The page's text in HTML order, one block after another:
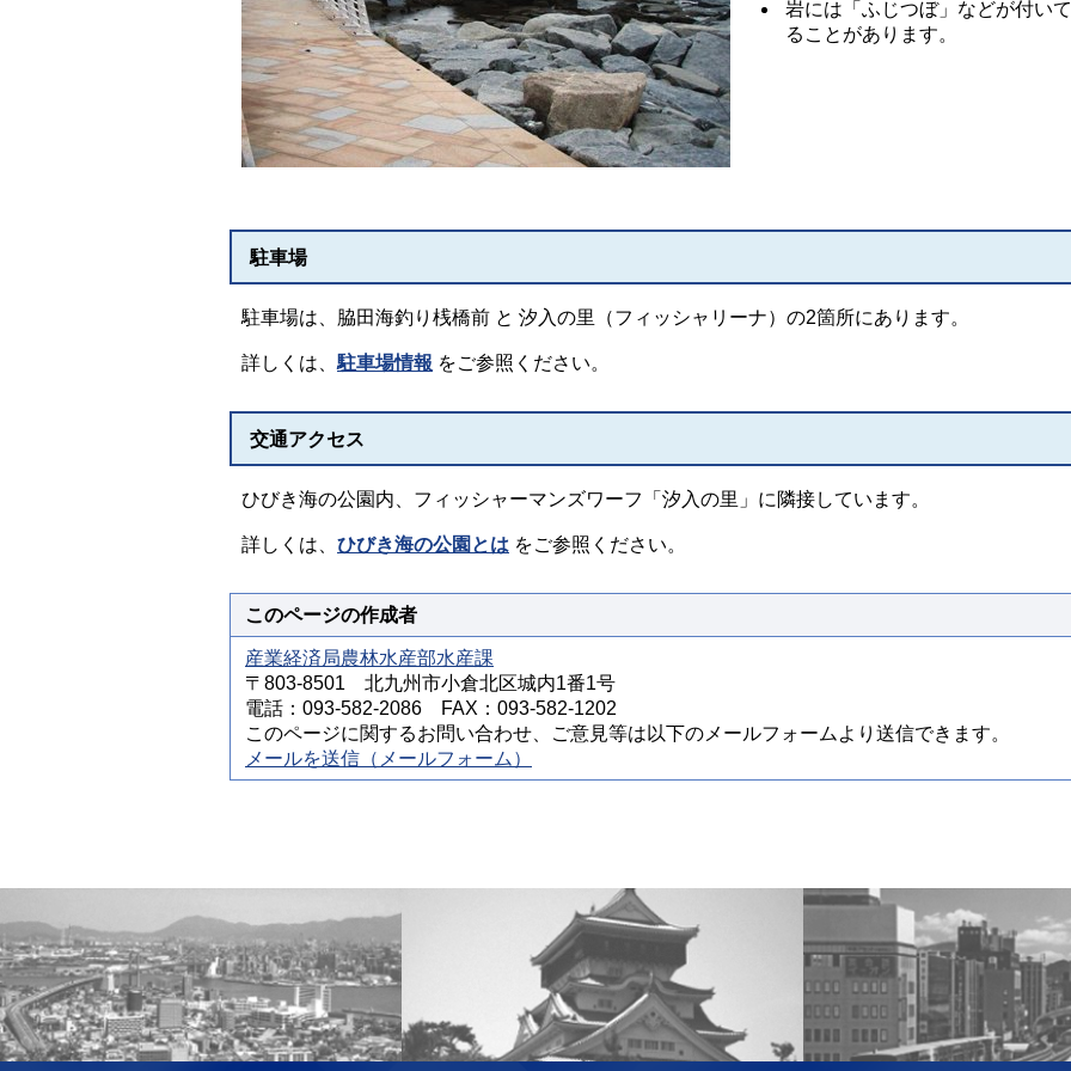
岩には「ふじつぼ」などが付い
ることがあります。
駐車場
駐車場は、脇田海釣り桟橋前 と 汐入の里（フィッシャリーナ）の2箇所にあります。
詳しくは、 駐車場情報 をご参照ください。
交通アクセス
ひびき海の公園内、フィッシャーマンズワーフ「汐入の里」に隣接しています。
詳しくは、 ひびき海の公園とは をご参照ください。
このページの作成者
産業経済局農林水産部水産課
〒803-8501 北九州市小倉北区城内1番1号
電話：093-582-2086 FAX：093-582-1202
このページに関するお問い合わせ、ご意見等は以下のメールフォームより送信できます。
メールを送信（メールフォーム）